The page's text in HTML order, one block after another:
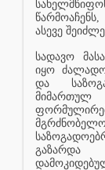
ასევე
სადავო
იყო
და